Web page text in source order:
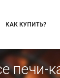
КАК КУПИТЬ?
печи-